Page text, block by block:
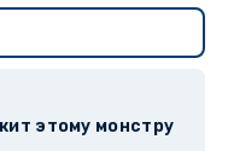
этому монстру